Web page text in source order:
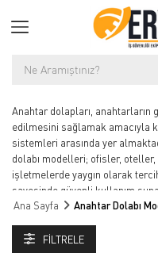
Anahtar dolapları, anahtarların
edilmesini sağlamak amacıyla
sistemleri arasında yer
dolabı modelleri; ofisler,
işletmelerde yaygın olarak
sayesinde güvenli kullanım
anahtarların düzenli şekilde
yapıları sayesinde uzun
Ana Sayfa Anahtar Dolabı
FILTRELE